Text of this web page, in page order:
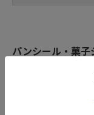
パンシール・菓